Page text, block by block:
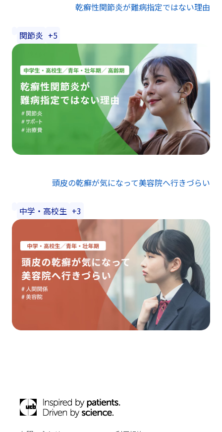
乾癬性関節炎が難病指定ではない理由
関節炎 +5
頭皮の乾癬が気になって美容院へ行きづらい
中学・高校生 +3